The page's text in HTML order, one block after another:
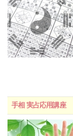
手相 実占応用講座